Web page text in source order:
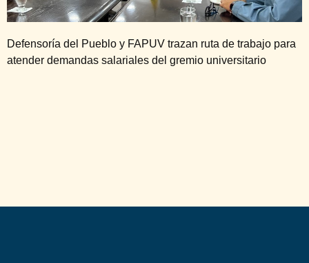
Defensoría del Pueblo y FAPUV trazan ruta de trabajo para
atender demandas salariales del gremio universitario